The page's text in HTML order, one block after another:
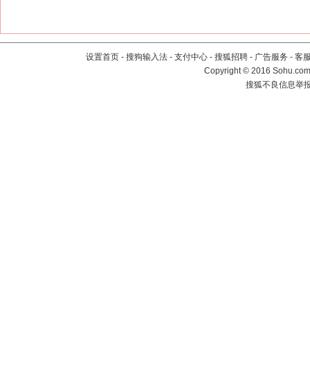
设置首页 - 搜狗输入法 - 支付中心 - 搜狐招聘 - 广告服务 - 客
Copyright©2016
搜狐不良信息举